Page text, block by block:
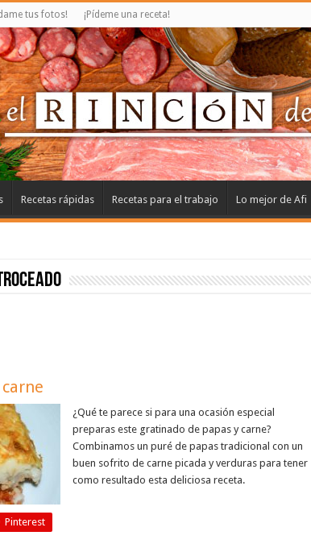
tus fotos! ¡Pídeme una receta!
Recetas rápidas Recetas para el trabajo Lo mejor de Afi
¿Qué te parece si para una ocasión especial
preparas este gratinado de papas y carne?
Combinamos un puré de papas tradicional con un
buen sofrito de carne picada y verduras para tener
como resultado esta deliciosa receta.
Pinterest